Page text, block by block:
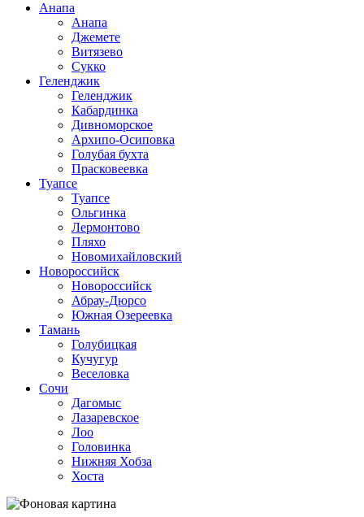
Анапа
Анапа
Джемете
Витязево
Сукко
Геленджик
Геленджик
Кабардинка
Дивноморское
Архипо-Осиповка
Голубая бухта
Прасковеевка
Туапсе
Туапсе
Ольгинка
Лермонтово
Пляхо
Новомихайловский
Новороссийск
Новороссийск
Абрау-Дюрсо
Южная Озереевка
Тамань
Голубицкая
Кучугур
Веселовка
Сочи
Дагомыс
Лазаревское
Лоо
Головинка
Нижняя Хобза
Хоста